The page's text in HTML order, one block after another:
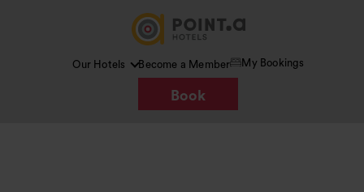
Our Hotels Become a Member My Bookings
Book